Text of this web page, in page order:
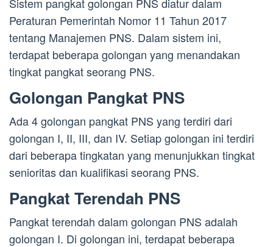
Peraturan Pemerintah Nomor 11 Tahun 2017
tentang Manajemen PNS. Dalam sistem ini,
terdapat beberapa golongan yang menandakan
tingkat pangkat seorang PNS.
Golongan Pangkat PNS
Ada 4 golongan pangkat PNS yang terdiri dari
golongan I, II, III, dan IV. Setiap golongan ini terdiri
dari beberapa tingkatan yang menunjukkan tingkat
senioritas dan kualifikasi seorang PNS.
Pangkat Terendah PNS
Pangkat terendah dalam golongan PNS adalah
golongan I. Di golongan ini, terdapat beberapa